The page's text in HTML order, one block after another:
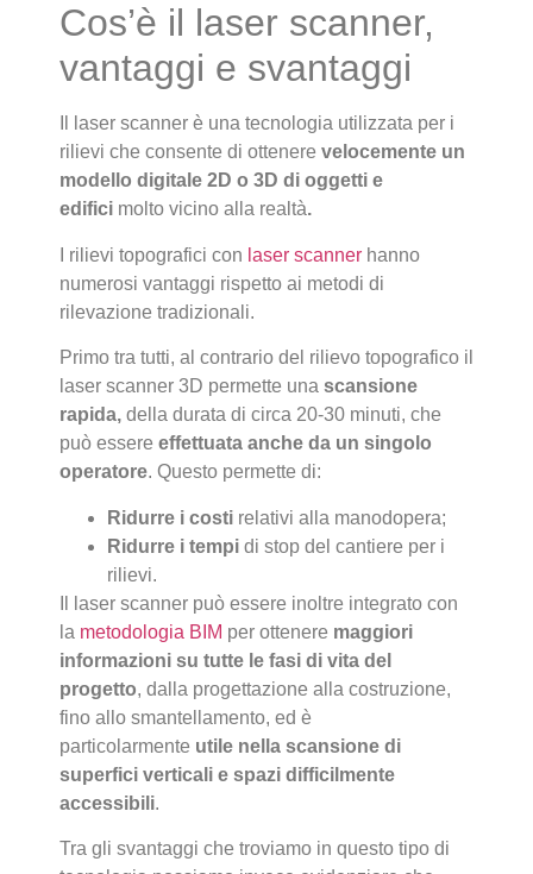
Cos’è il laser scanner,
vantaggi e svantaggi
Il laser scanner è una tecnologia utilizzata per i
rilievi che consente di ottenere velocemente un
modello digitale 2D o 3D di oggetti e
edifici molto vicino alla realtà.
I rilievi topografici con laser scanner hanno
numerosi vantaggi rispetto ai metodi di
rilevazione tradizionali.
Primo tra tutti, al contrario del rilievo topografico il
laser scanner 3D permette una scansione
rapida, della durata di circa 20-30 minuti, che
può essere effettuata anche da un singolo
operatore. Questo permette di:
Ridurre i costi relativi alla manodopera;
Ridurre i tempi di stop del cantiere per i
rilievi.
Il laser scanner può essere inoltre integrato con
la metodologia BIM per ottenere maggiori
informazioni su tutte le fasi di vita del
progetto, dalla progettazione alla costruzione,
fino allo smantellamento, ed è
particolarmente utile nella scansione di
superfici verticali e spazi difficilmente
accessibili.
Tra gli svantaggi che troviamo in questo tipo di